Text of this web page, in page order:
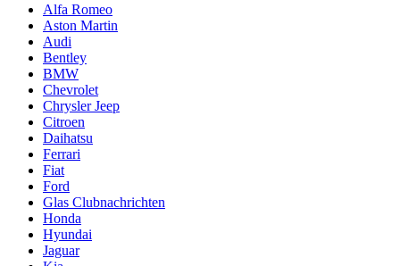
Alfa Romeo
Aston Martin
Audi
Bentley
BMW
Chevrolet
Chrysler Jeep
Citroen
Daihatsu
Ferrari
Fiat
Ford
Glas Clubnachrichten
Honda
Hyundai
Jaguar